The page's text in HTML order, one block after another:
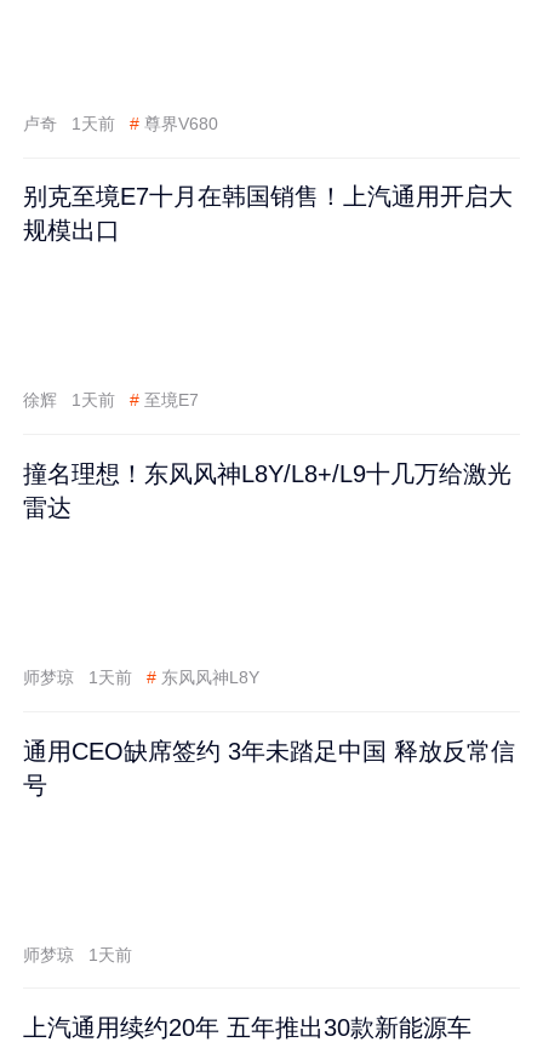
卢奇 1天前 # 尊界V680
别克至境E7十月在韩国销售！上汽通用开启大
规模出口
徐辉 1天前 # 至境E7
撞名理想！东风风神L8Y/L8+/L9十几万给激光
雷达
师梦琼 1天前 # 东风风神L8Y
通用CEO缺席签约 3年未踏足中国 释放反常信
号
师梦琼 1天前
上汽通用续约20年 五年推出30款新能源车